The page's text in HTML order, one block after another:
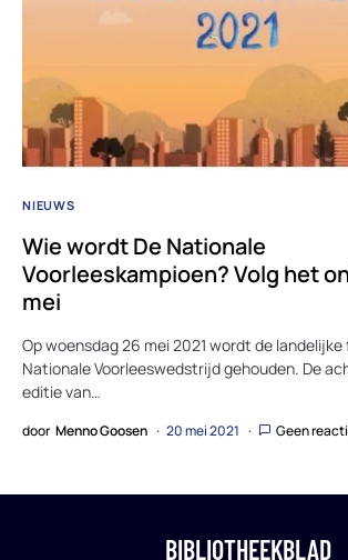
NIEUWS
Wie wordt De Nationale
Voorleeskampioen? Volg het
mei
Op woensdag 26 mei 2021 wordt de landelijke
Nationale Voorleeswedstrijd gehouden. De
editie van…
door Menno Goosen 20 mei 2021 Geen
BIBLIOTHEEKBLAD